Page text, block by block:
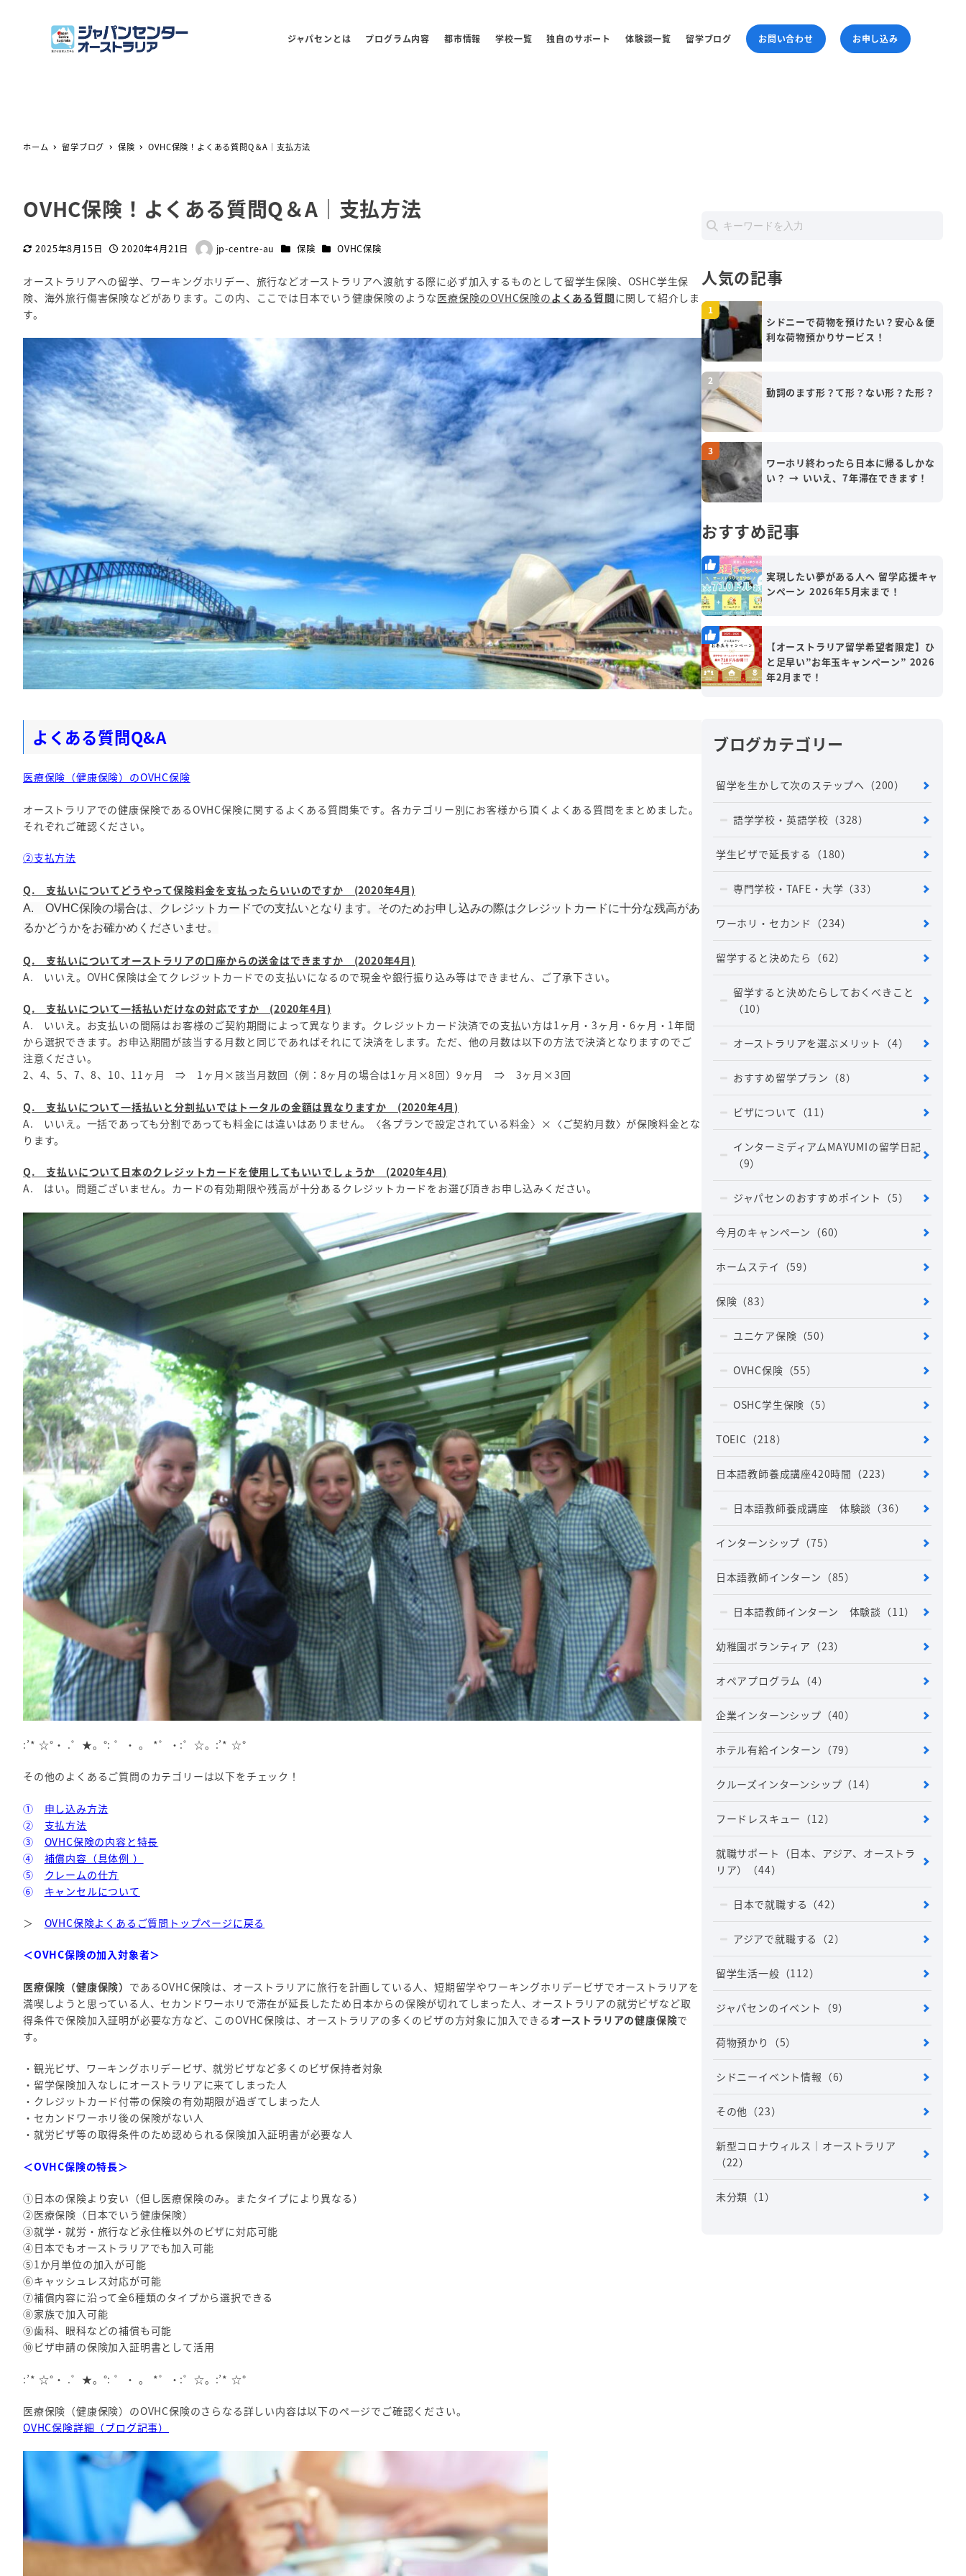
ジャパセンとは プログラム内容 都市情報 学校一覧 独自のサポート 体験談一覧 留学ブログ お問い合わせ お申し込み
ホーム 留学ブログ 保険 OVHC保険！よくある質問Q＆A｜支払方法
OVHC保険！よくある質問Q＆A｜支払方法
更新日2025年8月15日 投稿日2020年4月21日
著
jp-centre-au カテゴリー
保険 カテゴリー
OVHC保険
オーストラリアへの留学、ワーキングホリデー、旅行などオーストラリアへ渡航する際に必ず加入するものとして留学生保険、OSHC学生保
険、海外旅行傷害保険などがあります。この内、ここでは日本でいう健康保険のような医療保険のOVHC保険のよくある質問に関して紹介しま
す。
よくある質問Q&A
医療保険（健康保険）のOVHC保険
オーストラリアでの健康保険であるOVHC保険に関するよくある質問集です。各カテゴリー別にお客様から頂くよくある質問をまとめました。
それぞれご確認ください。
②支払方法
Q. 支払いについてどうやって保険料金を支払ったらいいのですか (2020年4月)
A. OVHC保険の場合は、クレジットカードでの支払いとなります。そのためお申し込みの際はクレジットカードに十分な残高があ
るかどうかをお確かめくださいませ。
Q. 支払いについてオーストラリアの口座からの送金はできますか (2020年4月)
A. いいえ。OVHC保険は全てクレジットカードでの支払いになるので現金や銀行振り込み等はできません、ご了承下さい。
Q. 支払いについて一括払いだけなの対応ですか (2020年4月)
A. いいえ。お支払いの間隔はお客様のご契約期間によって異なります。クレジットカード決済での支払い方は1ヶ月・3ヶ月・6ヶ月・1年間
から選択できます。お申込期間が該当する月数と同じであればそれにて決済をします。ただ、他の月数は以下の方法で決済となりますのでご
注意ください。
2、4、5、7、8、10、11ヶ月 ⇒ 1ヶ月×該当月数回（例：8ヶ月の場合は1ヶ月×8回）9ヶ月 ⇒ 3ヶ月×3回
Q. 支払いについて一括払いと分割払いではトータルの金額は異なりますか (2020年4月)
A. いいえ。一括であっても分割であっても料金には違いはありません。〈各プランで設定されている料金〉×〈ご契約月数〉が保険料金とな
ります。
Q. 支払いについて日本のクレジットカードを使用してもいいでしょうか (2020年4月)
A. はい。問題ございません。カードの有効期限や残高が十分あるクレジットカードをお選び頂きお申し込みください。
:’* ☆°・ .゜★。°: ゜・ 。 *゜・:゜☆。:’* ☆°
その他のよくあるご質問のカテゴリーは以下をチェック！
①
申し込み方法
②
支払方法
③
OVHC保険の内容と特長
④
補償内容（具体例 ）
⑤
クレームの仕方
⑥
キャンセルについて
＞ OVHC保険よくあるご質問トップページに戻る
＜OVHC保険の加入対象者＞
医療保険（健康保険） であるOVHC保険は、オーストラリアに旅行を計画している人、短期留学やワーキングホリデービザでオーストラリアを
満喫しようと思っている人、セカンドワーホリで滞在が延長したため日本からの保険が切れてしまった人、オーストラリアの就労ビザなど取
得条件で保険加入証明が必要な方など、このOVHC保険は、オーストラリアの多くのビザの方対象に加入できる オーストラリアの健康保険で
す。
・観光ビザ、ワーキングホリデービザ、就労ビザなど多くのビザ保持者対象
・留学保険加入なしにオーストラリアに来てしまった人
・クレジットカード付帯の保険の有効期限が過ぎてしまった人
・セカンドワーホリ後の保険がない人
・就労ビザ等の取得条件のため認められる保険加入証明書が必要な人
＜OVHC保険の特長＞
①日本の保険より安い（但し医療保険のみ。またタイプにより異なる）
②医療保険（日本でいう健康保険）
③就学・就労・旅行など永住権以外のビザに対応可能
④日本でもオーストラリアでも加入可能
⑤1か月単位の加入が可能
⑥キャッシュレス対応が可能
⑦補償内容に沿って全6種類のタイプから選択できる
⑧家族で加入可能
⑨歯科、眼科などの補償も可能
⑩ビザ申請の保険加入証明書として活用
:’* ☆°・ .゜★。°: ゜・ 。 *゜・:゜☆。:’* ☆°
医療保険（健康保険）のOVHC保険のさらなる詳しい内容は以下のページでご確認ください。
OVHC保険詳細（ブログ記事）
人気の記事
シドニーで荷物を預けたい？安心＆便
利な荷物預かりサービス！
動詞のます形？て形？ない形？た形？
ワーホリ終わったら日本に帰るしかな
い？ → いいえ、7年滞在できます！
おすすめ記事
実現したい夢がある人へ 留学応援キャ
ンペーン 2026年5月末まで！
【オーストラリア留学希望者限定】ひ
と足早い”お年玉キャンペーン” 2026
年2月まで！
ブログカテゴリー
留学を生かして次のステップへ （200）
語学学校・英語学校 （328）
学生ビザで延長する （180）
専門学校・TAFE・大学 （33）
ワーホリ・セカンド （234）
留学すると決めたら （62）
留学すると決めたらしておくべきこと
（10）
オーストラリアを選ぶメリット （4）
おすすめ留学プラン （8）
ビザについて （11）
インターミディアムMAYUMIの留学日記
（9）
ジャパセンのおすすめポイント （5）
今月のキャンペーン （60）
ホームステイ （59）
保険 （83）
ユニケア保険 （50）
OVHC保険 （55）
OSHC学生保険 （5）
TOEIC （218）
日本語教師養成講座420時間 （223）
日本語教師養成講座 体験談 （36）
インターンシップ （75）
日本語教師インターン （85）
日本語教師インターン 体験談 （11）
幼稚園ボランティア （23）
オペアプログラム （4）
企業インターンシップ （40）
ホテル有給インターン （79）
クルーズインターンシップ （14）
フードレスキュー （12）
就職サポート（日本、アジア、オーストラ
リア）
（44）
日本で就職する （42）
アジアで就職する （2）
留学生活一般 （112）
ジャパセンのイベント （9）
荷物預かり （5）
シドニーイベント情報 （6）
その他 （23）
新型コロナウィルス｜オーストラリア
（22）
未分類 （1）